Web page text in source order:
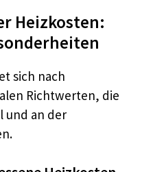
Heizkosten:
sich nach
Richtwerten, die
und an der